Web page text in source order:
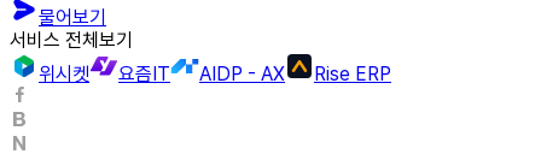
물어보기
서비스 전체보기
위시켓
요즘IT AIDP - AX Rise ERP